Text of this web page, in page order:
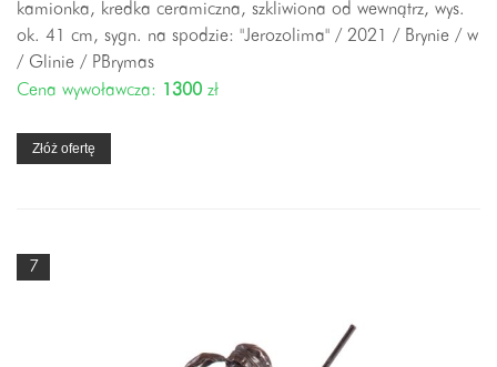
kamionka, kredka ceramiczna, szkliwiona od wewnątrz, wys.
ok. 41 cm, sygn. na spodzie: "Jerozolima" / 2021 / Brynie / w
/ Glinie / PBrymas
Cena wywoławcza:
1300 zł
Złóż ofertę
7